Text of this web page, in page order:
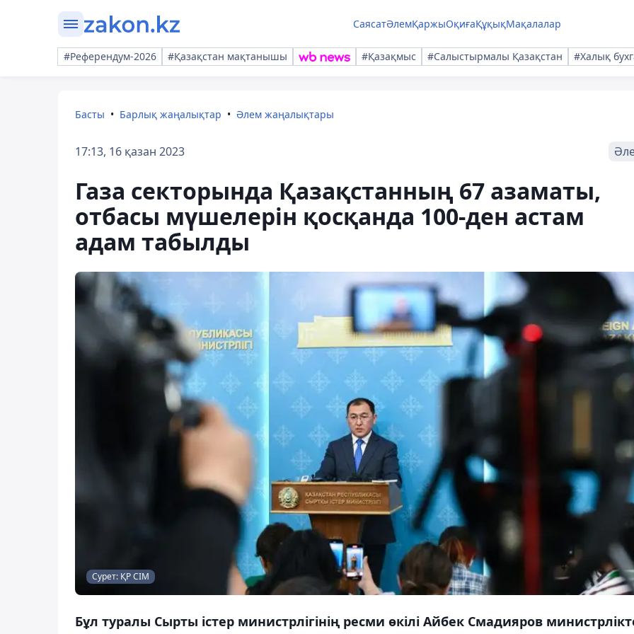
СаясатӘлемҚаржыОқиғаҚұқықМақалалар
#Референдум-2026 #Қазақстан мақтанышы #Қазақмыс #Салыстырмалы Қазақстан #Халық
Басты Барлық жаңалықтар Әлем жаңалықтары
17:13, 16 қазан 2023
Газа секторында Қазақстанның 67 азаматы,
отбасы мүшелерін қосқанда 100-ден астам
адам табылды
Сурет: ҚР СІМ
Бұл туралы Сырты істер министрлігінің ресми өкілі Айбек Смадияров